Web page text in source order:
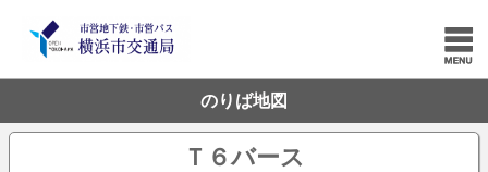
のりば地図
Ｔ６バース